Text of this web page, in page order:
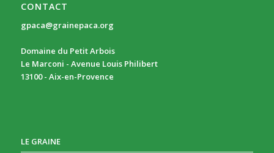
CONTACT
gpaca@grainepaca.org
Domaine du Petit Arbois
Le Marconi - Avenue Louis Philibert
13100 - Aix-en-Provence
LE GRAINE